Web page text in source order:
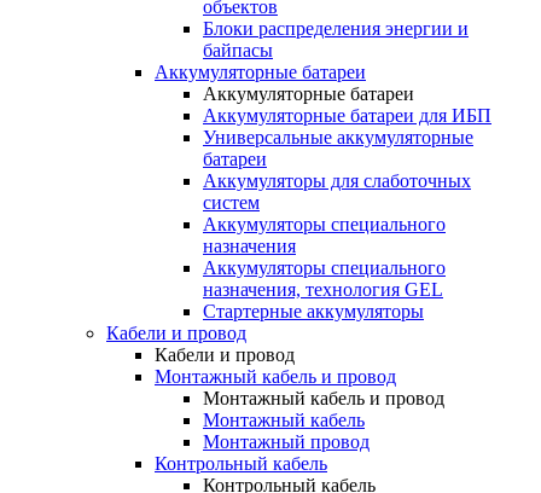
объектов
Блоки распределения энергии и
байпасы
Аккумуляторные батареи
Аккумуляторные батареи
Аккумуляторные батареи для ИБП
Универсальные аккумуляторные
батареи
Аккумуляторы для слаботочных
систем
Аккумуляторы специального
назначения
Аккумуляторы специального
назначения, технология GEL
Стартерные аккумуляторы
Кабели и провод
Кабели и провод
Монтажный кабель и провод
Монтажный кабель и провод
Монтажный кабель
Монтажный провод
Контрольный кабель
Контрольный кабель